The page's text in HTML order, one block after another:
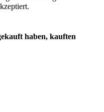
haben, kauften